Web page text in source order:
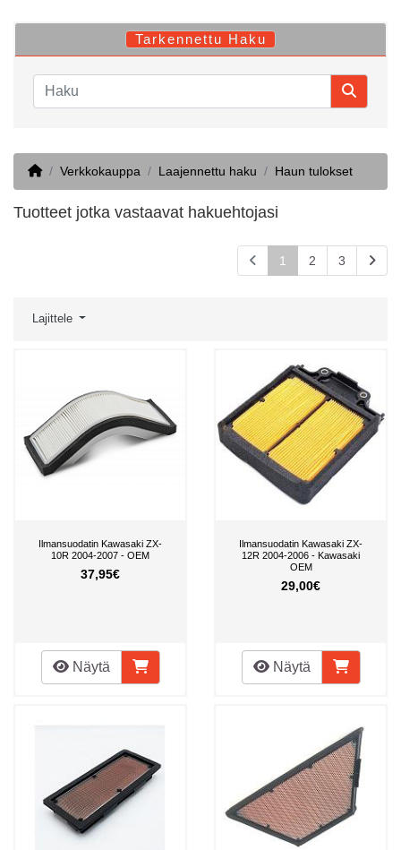
Tarkennettu Haku
HomeVerkkokauppa Laajennettu haku Haun tulokset
Tuotteet jotka vastaavat hakuehtojasi
1 2 3
Lajittele
Ilmansuodatin Kawasaki ZX-
10R 2004-2007 - OEM
37,95€
Näytä
Ilmansuodatin Kawasaki ZX-
12R 2004-2006 - Kawasaki
OEM
29,00€
Näytä